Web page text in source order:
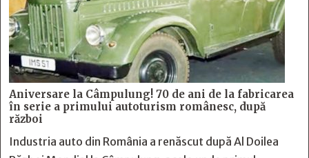
Aniversare la Câmpulung! 70 de ani de la fabricarea
în serie a primului autoturism românesc, după
război
Industria auto din România a renăscut după Al Doilea